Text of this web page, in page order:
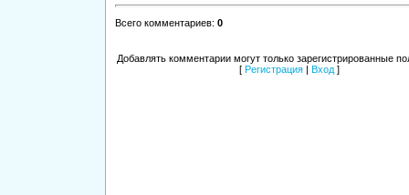
Всего комментариев: 0
Добавлять комментарии могут только зарегистрированные
[ Регистрация Вход ]